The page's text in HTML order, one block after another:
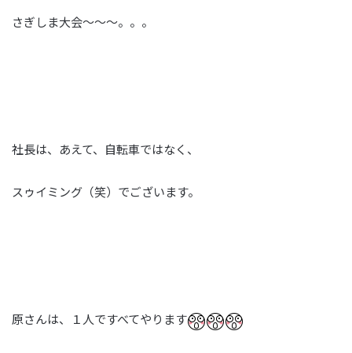
さぎしま大会～～～。。。
社長は、あえて、自転車ではなく、
スゥイミング（笑）でございます。
原さんは、１人ですべてやります